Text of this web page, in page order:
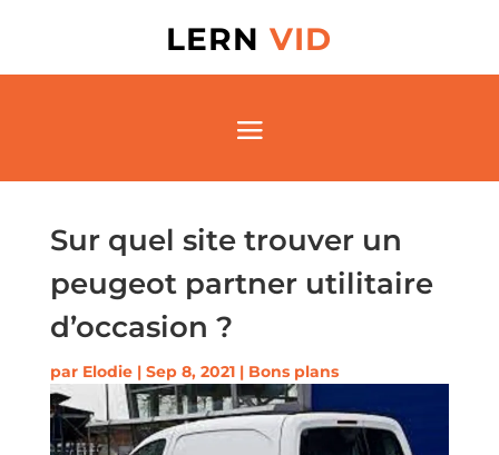
LERNVID
Sur quel site trouver un
peugeot partner utilitaire
d’occasion ?
par Elodie| Sep 8, 2021| Bons plans